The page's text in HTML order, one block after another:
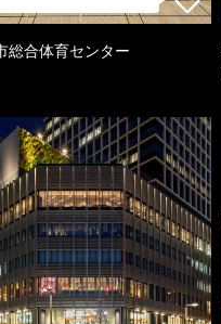
総合体育センター